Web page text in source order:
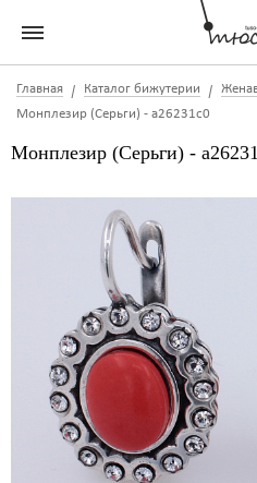
Главная Каталог бижутерии
Монплезир (Серьги) - a26231c0
Монплезир (Серьги) -